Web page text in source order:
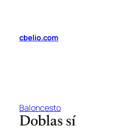
contenido
cbelio.com
Baloncesto
Doblas sí